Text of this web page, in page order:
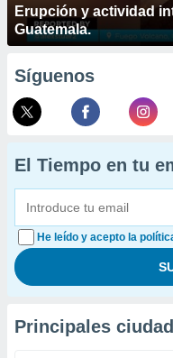
Erupción y actividad
Guatemala.
Síguenos
El Tiempo en tu
He leído y acepto la
Principales